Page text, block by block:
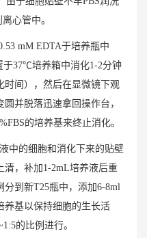
心管中。
mM EDTA于培养瓶中
于37℃培养箱中消化1-2分钟
时间），然后在显微镜下观
并脱落迅速拿回操作台，
的培养基来终止消化。
中的细胞和消化下来的贴壁
清，补加1-2mL培养液后重
分到新T25瓶中，添加6-8ml
养基以保持细胞的生长活
的比例进行。